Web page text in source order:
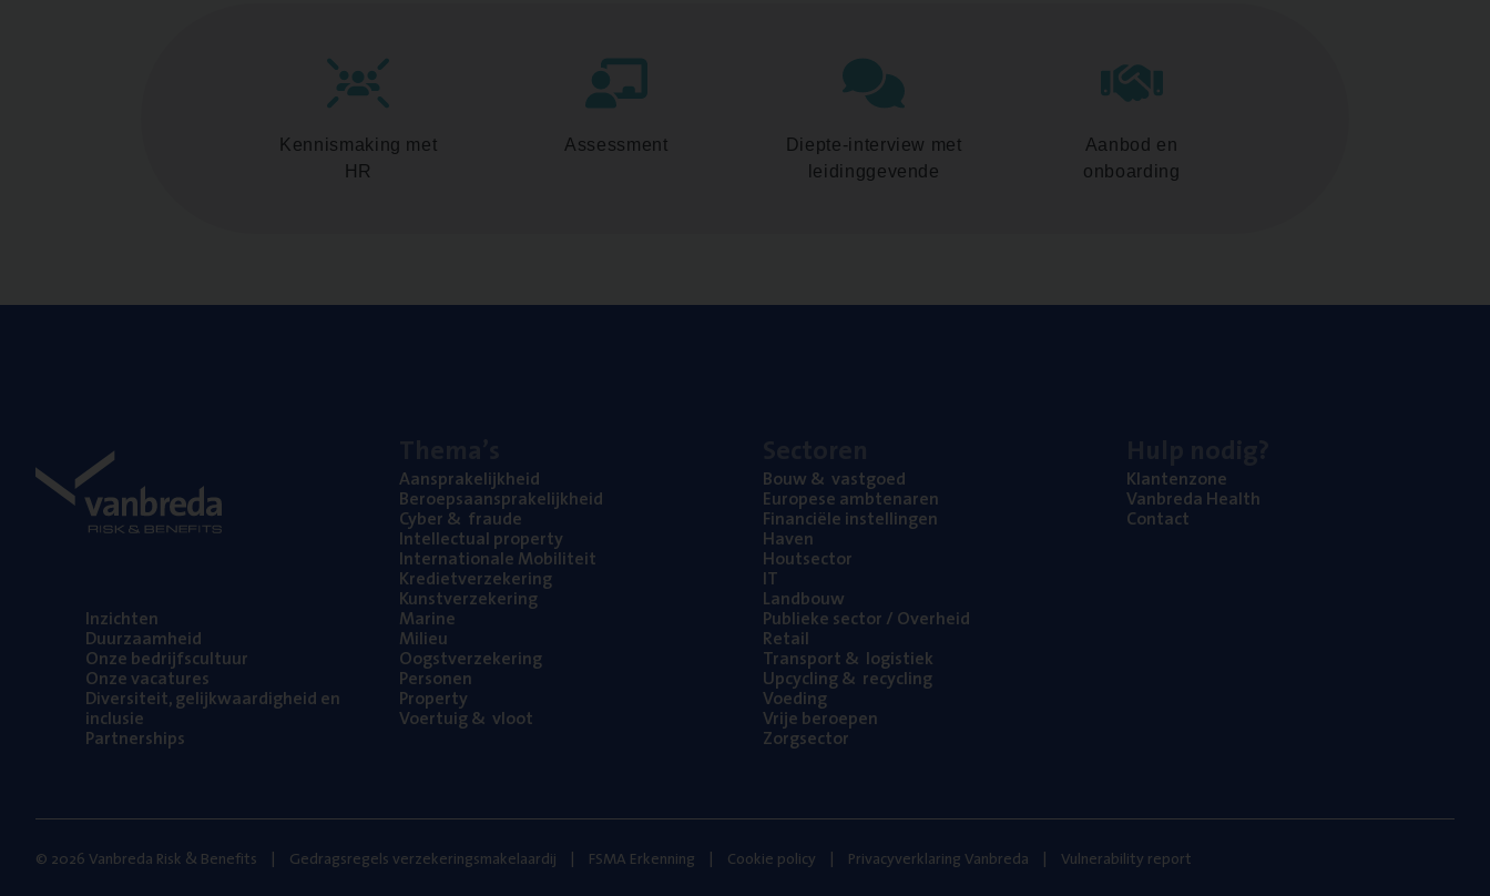
Kennismaking met
HR
Assessment
Diepte-interview met
leidinggevende
Aanbod en
onboarding
Inzich­ten
Duur­zaam­heid
Onze bedrijfs­cul­tuur
Onze vaca­tu­res
Diver­si­teit, gelijk­waar­dig­heid en
inclusie
Part­ner­ships
Aan­spra­ke­lijk­heid
Beroeps­aan­spra­ke­lijk­heid
Cyber& fraude
Intel­lec­tu­al property
Inter­na­ti­o­na­le Mobiliteit
Kre­diet­ver­ze­ke­ring
Kunst­ver­ze­ke­ring
Mari­ne
Mili­eu
Oogst­ver­ze­ke­ring
Per­so­nen
Pro­per­ty
Voer­tuig& vloot
Bouw& vastgoed
Euro­pe­se ambtenaren
Finan­ci­ë­le instellingen
Haven
Hout­sec­tor
IT
Land­bouw
Publie­ke sec­tor / Overheid
Retail
Trans­port& logistiek
Upcy­cling& recycling
Voe­ding
Vrije beroe­pen
Zorg­sec­tor
Klan­ten­zo­ne
Van­b­re­da Health
Con­tact
© 2026 Vanbreda Risk & Benefits Gedragsregels verzekeringsmakelaardij FSMA Erkenning Cookie policy Privacyverklaring Vanbreda Vulnerability report